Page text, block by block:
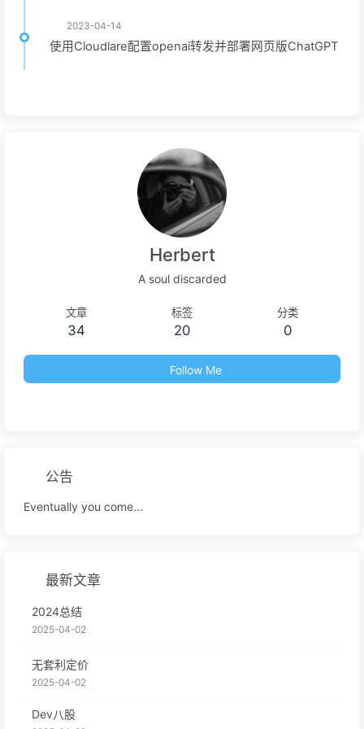
2023-04-14
使用Cloudlare配置openai转发并部署网页版ChatGPT
Herbert
A soul discarded
文章
34
标签
20
分类
0
Follow Me
公告
Eventually you come...
最新文章
2024总结
2025-04-02
无套利定价
2025-04-02
Dev八股